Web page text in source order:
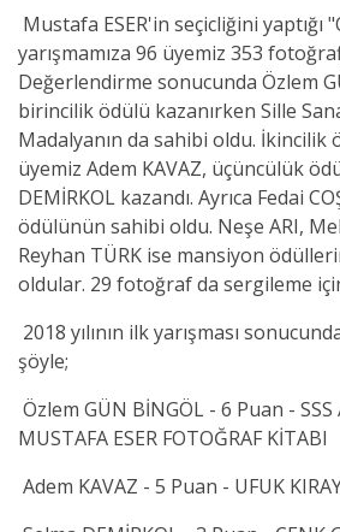
Mustafa ESER'in seçicliğini yaptığı
yarışmamıza 96 üyemiz 353
Değerlendirme sonucunda Özlem
birincilik ödülü kazanırken Sille
Madalyanın da sahibi oldu. İkincilik
üyemiz Adem KAVAZ, üçüncülük
DEMİRKOL kazandı. Ayrıca Fedai
ödülünün sahibi oldu. Neşe ARI,
Reyhan TÜRK ise mansiyon
oldular. 29 fotoğraf da sergileme
2018 yılının ilk yarışması
şöyle;
Özlem GÜN BİNGÖL - 6 Puan -
MUSTAFA ESER FOTOĞRAF KİTABI
Adem KAVAZ - 5 Puan - UFUK